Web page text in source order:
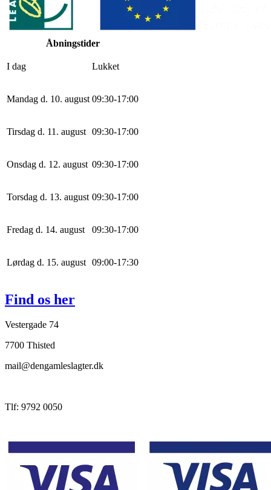
Åbningstider
I dag Lukket
Mandag d. 10. august 09:30-17:00
Tirsdag d. 11. august 09:30-17:00
Onsdag d. 12. august 09:30-17:00
Torsdag d. 13. august 09:30-17:00
Fredag d. 14. august 09:30-17:00
Lørdag d. 15. august 09:00-17:30
Find os her
Vestergade 74
7700 Thisted
mail@dengamleslagter.dk
Tlf: 9792 0050